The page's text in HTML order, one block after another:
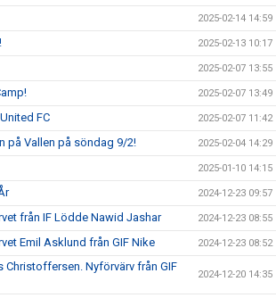
2025-02-14 14:59
2025-02-13 10:17
2025-02-07 13:55
2025-02-07 13:49
FC 2025-02-07 11:42
på Vallen på söndag 9/2! 2025-02-04 14:29
2025-01-10 14:15
2024-12-23 09:57
från IF Lödde Nawid Jashar 2024-12-23 08:55
Emil Asklund från GIF Nike 2024-12-23 08:52
Christoffersen. Nyförvärv från GIF
2024-12-20 14:35